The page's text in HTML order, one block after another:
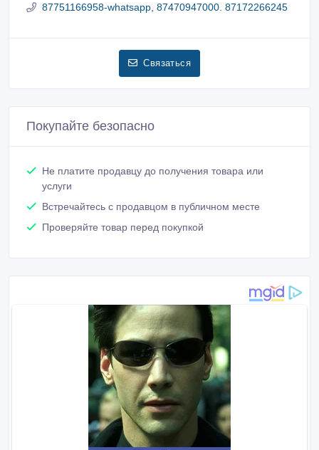
87751166958-whatsapp, 87470947000. 87172266245
Связаться
Покупайте безопасно
Не платите продавцу до получения товара или
услуги
Встречайтесь с продавцом в публичном месте
Проверяйте товар перед покупкой